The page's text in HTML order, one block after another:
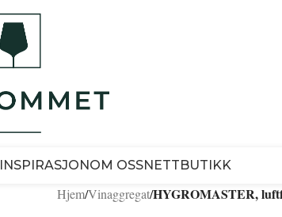
INSPIRASJONOM OSSNETTBUTIKK
Hjem/Vinaggregat/HYGROMASTER,